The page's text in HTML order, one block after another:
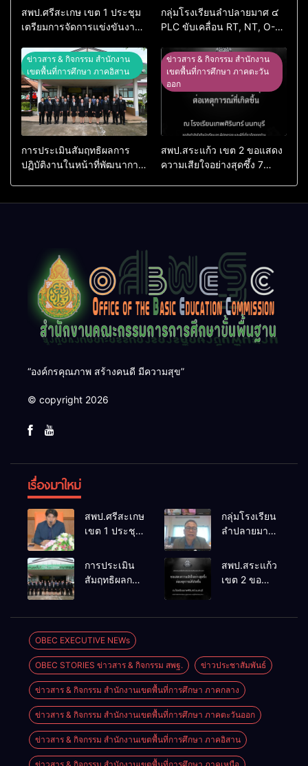
สพป.ศรีสะเกษ เขต 1 ประชุม
เตรียมการจัดการแข่งขันงาน
74 ปีการศึกษา 2569
กลุ่มโรงเรียนลำปลายมาศ ๔
PLC ขับเคลื่อน RT, NT, O-
ข่าวสาร & กิจกรรม สำนักงาน
เขตพื้นที่การศึกษา ภาคอิสาน
การประเมินสัมฤทธิผลการ
ปฏิบัติงานในหน้าที่พัฒนาการ
ข่าวสาร & กิจกรรม สำนักงาน
เขตพื้นที่การศึกษา ภาคตะวัน
ออก
สพป.สระแก้ว เขต 2 ขอแสดง
ความเสียใจอย่างสุดซึ้ง 7
“องค์กรคุณภาพ สร้างคนดี มีความสุข”
© copyright 2026
เรื่องมาใหม่
สพป.ศรีสะเกษ
เขต 1 ประชุม
จัดการ
แข่งขันงาน
ศิลปหัตถกรรม
74 ปีการ
ศึกษา 2569
กลุ่มโรงเรียน
ลำปลายมาศ
เคลื่อน RT,
NT, O-NET
การประเมิน
สัมฤทธิผลการ
ศึกษา
ตำแหน่ง รอง
ผู้อำนวยการ
สถานศึกษา
สพป.สระแก้ว
เขต 2 ขอ
OBEC EXECUTIVE NEWs
OBEC STORIES ข่าวสาร & กิจกรรม สพฐ. ข่าวประชาสัมพันธ์
ข่าวสาร & กิจกรรม สำนักงานเขตพื้นที่การศึกษา ภาคกลาง
ข่าวสาร & กิจกรรม สำนักงานเขตพื้นที่การศึกษา ภาคตะวันออก
ข่าวสาร & กิจกรรม สำนักงานเขตพื้นที่การศึกษา ภาคอิสาน